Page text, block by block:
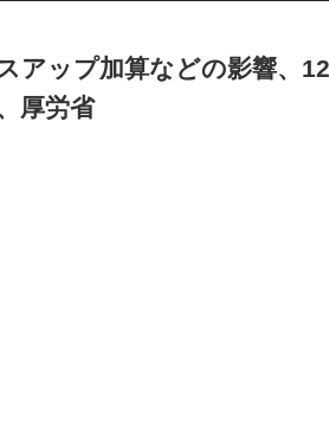
アップ加算などの影響、
厚労省